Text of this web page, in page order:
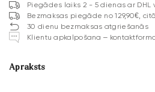
Piegādes laiks 2 - 5 dienas ar DHL
Bezmaksas piegāde no 129,90€,
30 dienu bezmaksas atgriešanās
Klientu apkalpošana –
Apraksts